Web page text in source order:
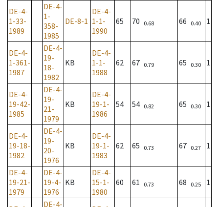
DE-4-
1-33-
1989
DE-4-
1-
358-
1985
DE-8-1
DE-4-
1-1-
1990
65 70 0.68 66 0.40 1
DE-4-
1-361-
1987
DE-4-
19-
18-
1982
KB
DE-4-
1-1-
1988
62 67 0.79 65 0.30 1
DE-4-
19-42-
1985
DE-4-
19-
21-
1979
KB
DE-4-
19-1-
1986
54 54 0.82 65 0.30 1
DE-4-
19-18-
1982
DE-4-
19-
20-
1976
KB
DE-4-
19-1-
1983
62 65 0.73 67 0.27 1
DE-4-
19-21-
1979
DE-4-
19-4-
1976
KB
DE-4-
15-1-
1980
60 61 0.73 68 0.25 1
DE-4-